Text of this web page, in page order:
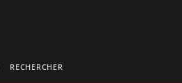
RECHERCHER